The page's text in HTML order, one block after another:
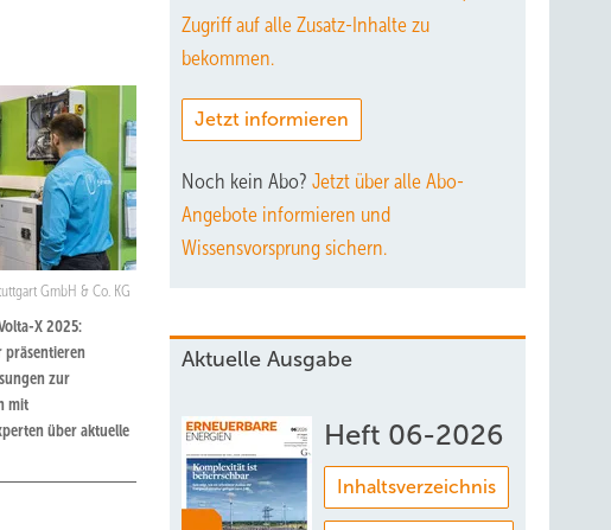
GmbH & Co. KG
X 2025:
präsentieren
zur
mit
über aktuelle
Zugriff auf alle Zusatz-Inhalte zu
bekommen.
Jetzt informieren
Noch kein Abo? Jetzt über alle Abo-
Angebote informieren und
Wissensvorsprung sichern.
Aktuelle Ausgabe
Heft 06-2026
Inhaltsverzeichnis